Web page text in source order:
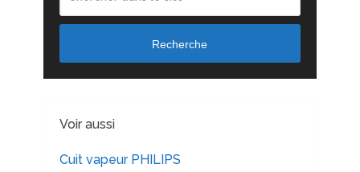
Recherche
Voir aussi
Cuit vapeur PHILIPS